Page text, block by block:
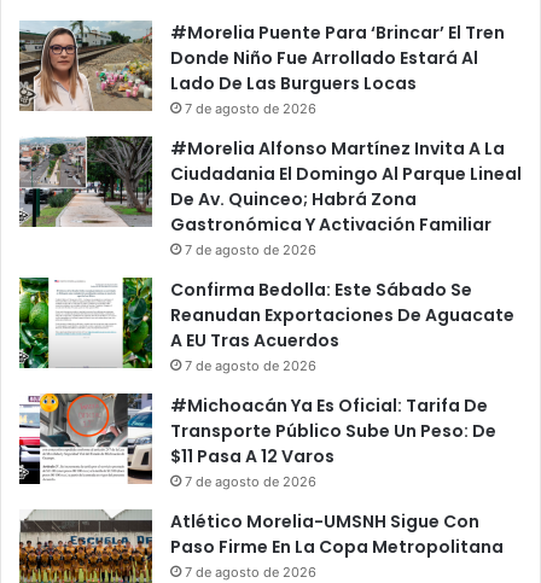
#Morelia Puente Para ‘Brincar’ El Tren
Donde Niño Fue Arrollado Estará Al
Lado De Las Burguers Locas
7 de agosto de 2026
#Morelia Alfonso Martínez Invita A La
Ciudadania El Domingo Al Parque Lineal
De Av. Quinceo; Habrá Zona
Gastronómica Y Activación Familiar
7 de agosto de 2026
Confirma Bedolla: Este Sábado Se
Reanudan Exportaciones De Aguacate
A EU Tras Acuerdos
7 de agosto de 2026
#Michoacán Ya Es Oficial: Tarifa De
Transporte Público Sube Un Peso: De
$11 Pasa A 12 Varos
7 de agosto de 2026
Atlético Morelia-UMSNH Sigue Con
Paso Firme En La Copa Metropolitana
7 de agosto de 2026